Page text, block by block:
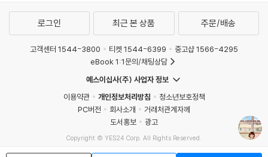
로그인 최근 본 상품 주문/배송
고객센터 1544-3800 티켓 1544-6399
중고샵 1566-4295
eBook 1:1문의/채팅상담
예스이십사(주) 사업자 정보
이용약관
개인정보처리방침
청소년보호정책
PC버전
회사소개
거래처관계자께
도서홍보
광고
Copyright © YES24 Corp. All Rights Reserved.